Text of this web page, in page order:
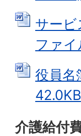
サー
ファイ
役員名
介護給付